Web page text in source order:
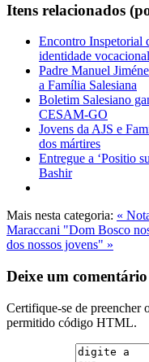
Itens relacionados
Encontro Inspetorial
identidade vocacional
Padre Manuel
a Família Salesiana
Boletim Salesiano
CESAM-GO
Jovens da AJS e
dos mártires
Entregue a ‘Positio
Bashir
Mais nesta categoria: «
Maraccani "Dom Bosco
dos nossos jovens" »
Deixe um comentário
Certifique-se de preencher
permitido código HTML.